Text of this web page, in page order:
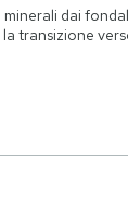
dai
transizione